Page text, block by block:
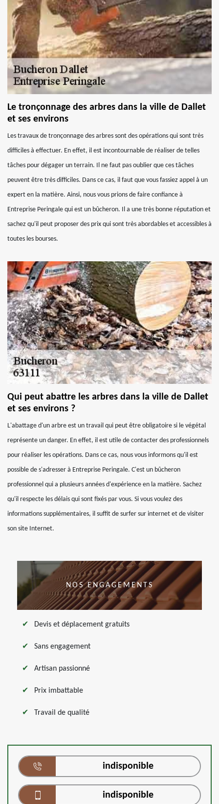
Le tronçonnage des arbres dans la ville de Dallet
et ses environs
Les travaux de tronçonnage des arbres sont des opérations qui sont très
difficiles à effectuer. En effet, il est incontournable de réaliser de telles
tâches pour dégager un terrain. Il ne faut pas oublier que ces tâches
peuvent être très difficiles. Dans ce cas, il faut que vous fassiez appel à un
expert en la matière. Ainsi, nous vous prions de faire confiance à
Entreprise Peringale qui est un bûcheron. Il a une très bonne réputation et
sachez qu'il peut proposer des prix qui sont très abordables et accessibles à
toutes les bourses.
Qui peut abattre les arbres dans la ville de Dallet
et ses environs ?
L'abattage d'un arbre est un travail qui peut être obligatoire si le végétal
représente un danger. En effet, il est utile de contacter des professionnels
pour réaliser les opérations. Dans ce cas, nous vous informons qu'il est
possible de s'adresser à Entreprise Peringale. C'est un bûcheron
professionnel qui a plusieurs années d'expérience en la matière. Sachez
qu'il respecte les délais qui sont fixés par vous. Si vous voulez des
informations supplémentaires, il suffit de surfer sur internet et de visiter
son site Internet.
NOS ENGAGEMENTS
Devis et déplacement gratuits
Sans engagement
Artisan passionné
Prix imbattable
Travail de qualité
indisponible
indisponible